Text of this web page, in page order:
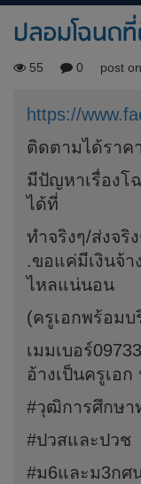
ปลอมโฉนด
55 0 post
https://
ติดตามได้ราค
มีปัญหาเรื่องโ
ได้ที่
ทำจริงๆ/ส่งจริ
.ขอแค่มีเงินจ้
ไหลแน่นอน
(ครูเอกพร้อมบ
เมมเบอร์
อ้างเป็นครูเอก
#วุฒิการศึกษา
#ปวสและปวช
#ม6และม3กศ